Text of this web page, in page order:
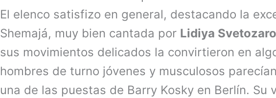
El elenco satisfizo en general, destacando la
Shemajá, muy bien cantada por Lidiya
sus movimientos delicados la convirtieron en
hombres de turno jóvenes y musculosos
una de las puestas de Barry Kosky en Berlín. Su